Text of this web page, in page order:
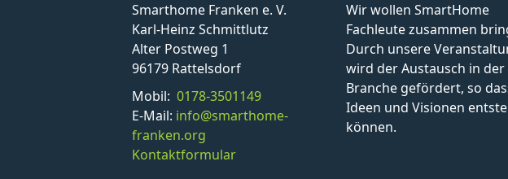
Smarthome Franken e. V.
Karl-Heinz Schmittlutz
Alter Postweg 1
96179 Rattelsdorf
Mobil: 0178-3501149
E-Mail: info@smarthome-
franken.org
Kontaktformular
Wir wollen SmartHome
Fachleute zusammen
Durch unsere
wird der Austausch in der
Branche gefördert, so
Ideen und Visionen
können.